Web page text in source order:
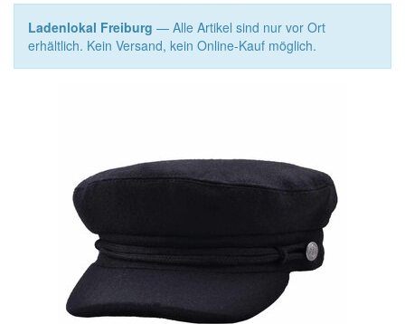
Ladenlokal Freiburg — Alle Artikel sind nur vor Ort
erhältlich. Kein Versand, kein Online-Kauf möglich.